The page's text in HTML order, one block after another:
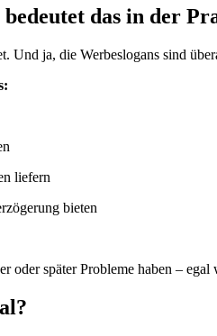
das in der
Und ja, die Werbeslogans sind
liefern
bieten
oder später Probleme haben –